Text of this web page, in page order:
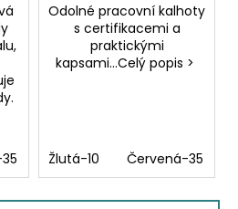
Modrá navy-58 Šedá-98
Odolné pracovní kalhoty
s certifikacemi a
praktickými
kapsami...Celý popis >
Žlutá-10 Červená-35